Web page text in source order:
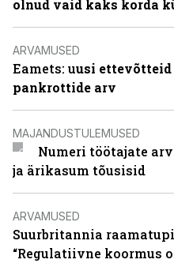
olnud vaid kaks korda
ARVAMUSED
Eamets: uusi ettevõtteid
pankrottide arv
MAJANDUSTULEMUSED
Numeri töötajate
ja ärikasum tõusisid
ARVAMUSED
Suurbritannia
“Regulatiivne koormus